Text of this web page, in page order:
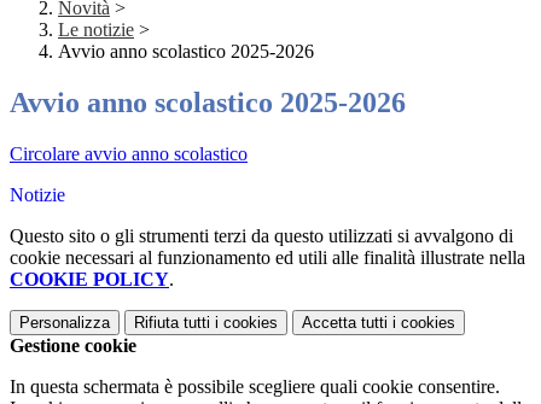
Novità >
Le notizie >
Avvio anno scolastico 2025-2026
Avvio anno scolastico 2025-2026
Circolare avvio anno scolastico
Notizie
Questo sito o gli strumenti terzi da questo utilizzati si avvalgono di
cookie necessari al funzionamento ed utili alle finalità illustrate nella
COOKIE POLICY.
Personalizza Rifiuta tutti i cookies Accetta tutti i cookies
Gestione cookie
In questa schermata è possibile scegliere quali cookie consentire.